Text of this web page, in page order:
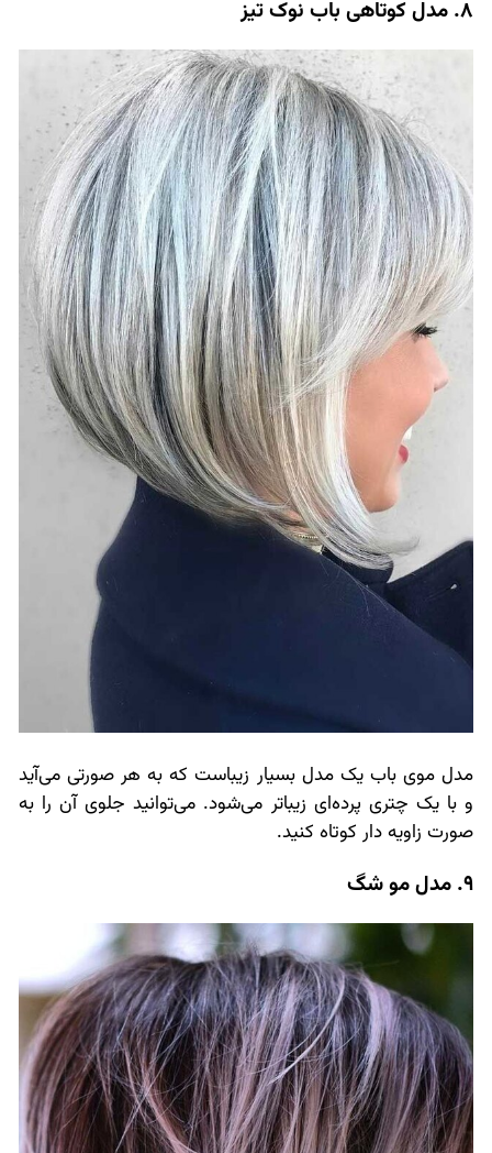
8. مدل کوتاهی باب نوک تیز
مدل موی باب یک مدل بسیار زیباست که به هر صورتی می‌آید
و با یک چتری پرده‌ای زیباتر می‌شود. می‌توانید جلوی آن را به
صورت زاویه دار کوتاه کنید.
9. مدل مو شگ